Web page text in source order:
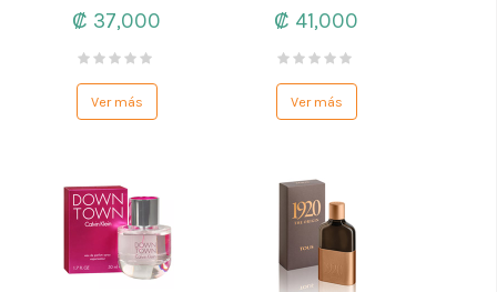
₡ 37,000
Ver más
₡ 41,000
Ver más